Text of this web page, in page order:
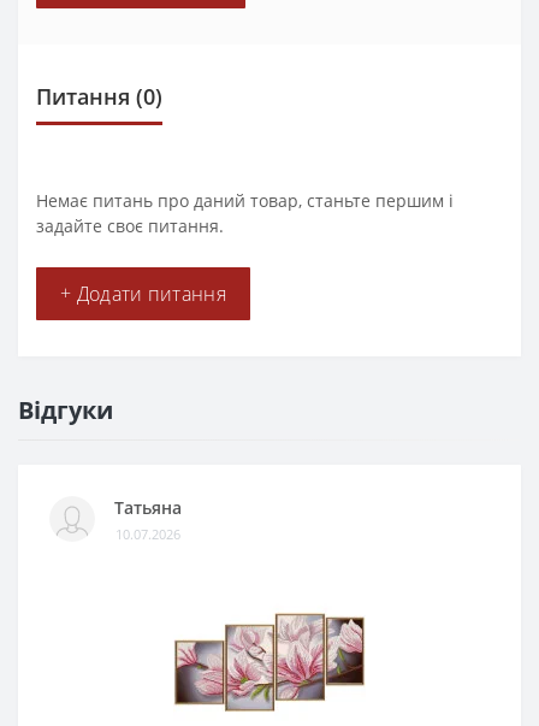
Питання (0)
Немає питань про даний товар, станьте першим і
задайте своє питання.
+ Додати питання
Відгуки
Татьяна
10.07.2026